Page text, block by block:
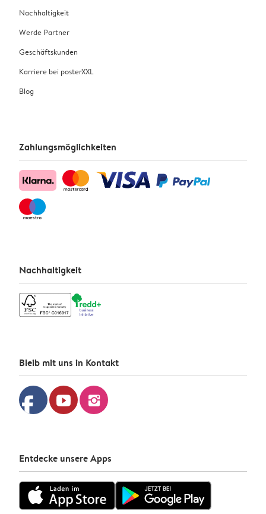
Nachhaltigkeit
Werde Partner
Geschäftskunden
Karriere bei posterXXL
Blog
Zahlungsmöglichkeiten
Nachhaltigkeit
Bleib mit uns in Kontakt
facebook youtube instagram
Entdecke unsere Apps